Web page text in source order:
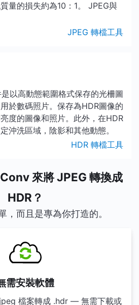
量的損失約為10：1。 JPEG與
JPEG 轉檔工具
以高動態範圍格式保存的光柵圖
於數碼照片。保存為HDR圖像的
度的圖像和照片。此外，在HDR
沖洗區域，陰影和其他動態。
HDR 轉檔工具
來將 JPEG 轉換成
HDR？
，而且是專為你打造的。
需安裝軟體
檔案轉成 .hdr — 無需下載或